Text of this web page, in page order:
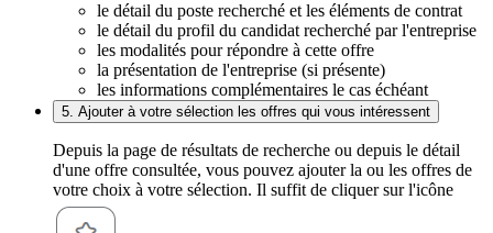
le détail du poste recherché et les éléments de contrat
le détail du profil du candidat recherché par l'entreprise
les modalités pour répondre à cette offre
la présentation de l'entreprise (si présente)
les informations complémentaires le cas échéant
5. Ajouter à votre sélection les offres qui vous intéressent
Depuis la page de résultats de recherche ou depuis le détail
d'une offre consultée, vous pouvez ajouter la ou les offres de
votre choix à votre sélection. Il suffit de cliquer sur l'icône